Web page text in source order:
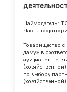
Наймодатель:
Часть
Товарищество с
даму» в
аукционов по
по выбору